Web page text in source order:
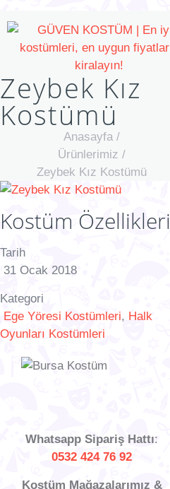
Zeybek Kız
Kostümü
Anasayfa /
Ürünlerimiz /
Zeybek Kız Kostümü
Kostüm Özellikleri
Tarih
31 Ocak 2018
Kategori
Ege Yöresi Kostümleri, Halk
Oyunları Kostümleri
Whatsapp Sipariş Hattı:
0532 424 76 92
Kostüm Mağazalarımız &